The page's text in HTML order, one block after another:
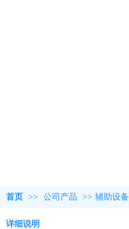
首页 >> 公司产品 >> 辅助设备
详细说明